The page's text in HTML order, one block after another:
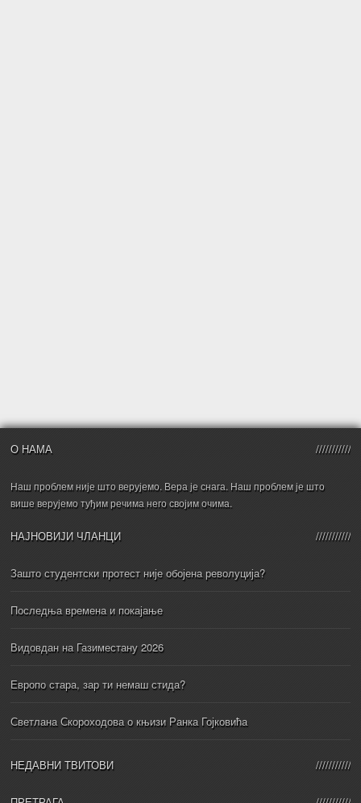
О НАМА
Наш проблем није што верујемо. Вера је снага. Наш проблем је што
више верујемо туђим речима него својим очима.
НАЈНОВИЈИ ЧЛАНЦИ
Зашто студентски протест није обојена револуција?
Последња времена и покајање
Видовдан на Газиместану 2026
Европо стара, зар ти немаш стида?
Светлана Скороходова о књизи Ранка Гојковића
НЕДАВНИ ТВИТОВИ